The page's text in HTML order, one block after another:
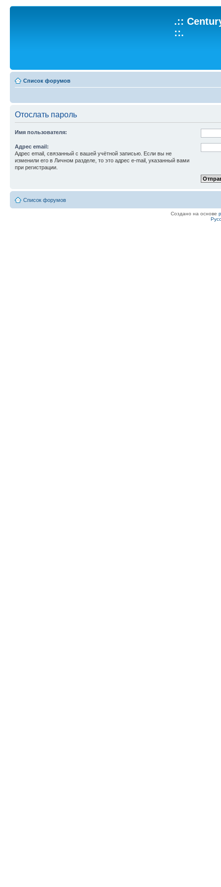
.::
::.
Список форумов
Отослать пароль
Имя пользователя:
Адрес email:
Адрес email, связанный с вашей учётной записью. Если вы не
изменили его в Личном разделе, то это адрес e-mail, указанный вами
при регистрации.
Список форумов
Создано на основе